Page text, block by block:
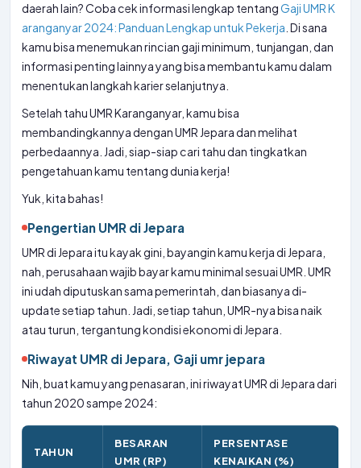
daerah lain? Coba cek informasi lengkap tentangGaji UMR K
aranganyar 2024: Panduan Lengkap untuk Pekerja . Di sana
kamu bisa menemukan rincian gaji minimum, tunjangan, dan
informasi penting lainnya yang bisa membantu kamu dalam
menentukan langkah karier selanjutnya.
Setelah tahu UMR Karanganyar, kamu bisa
membandingkannya dengan UMR Jepara dan melihat
perbedaannya. Jadi, siap-siap cari tahu dan tingkatkan
pengetahuan kamu tentang dunia kerja!
Yuk, kita bahas!
Pengertian UMR di Jepara
UMR di Jepara itu kayak gini, bayangin kamu kerja di Jepara,
nah, perusahaan wajib bayar kamu minimal sesuai UMR. UMR
ini udah diputuskan sama pemerintah, dan biasanya di-
update setiap tahun. Jadi, setiap tahun, UMR-nya bisa naik
atau turun, tergantung kondisi ekonomi di Jepara.
Riwayat UMR di Jepara, Gaji umr jepara
Nih, buat kamu yang penasaran, ini riwayat UMR di Jepara dari
tahun 2020 sampe 2024:
TAHUN
BESARAN
UMR (RP)
PERSENTASE
KENAIKAN (%)